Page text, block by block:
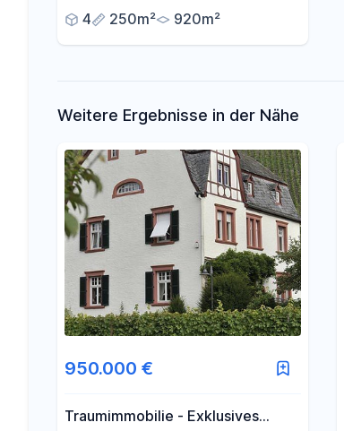
4
250m² 920m²
Weitere Ergebnisse in der Nähe
950.000 €
Traumimmobilie - Exklusives